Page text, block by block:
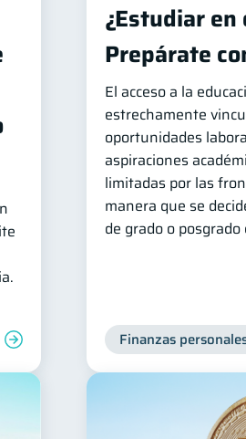
Servicios Inclusión financiera
¿Estudiar
Prepárate
El acceso a la
estrechamente
oportunidades
aspiraciones
limitadas por las
manera que se
de grado o
Finanzas